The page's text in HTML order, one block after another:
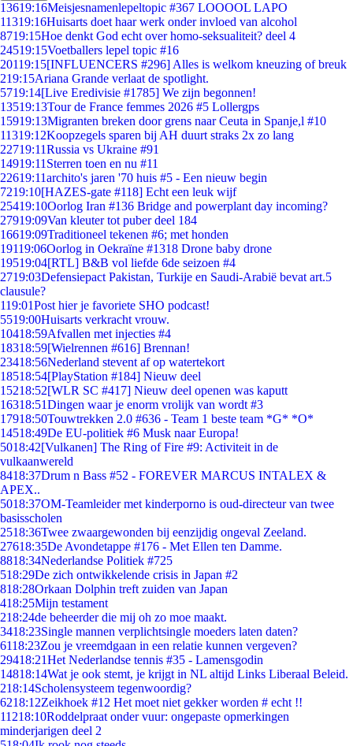
13619:16Meisjesnamenlepeltopic #367 LOOOOL LAPO
11319:16Huisarts doet haar werk onder invloed van alcohol
8719:15Hoe denkt God echt over homo-seksualiteit? deel 4
24519:15Voetballers lepel topic #16
20119:15[INFLUENCERS #296] Alles is welkom kneuzing of breuk
219:15Ariana Grande verlaat de spotlight.
5719:14[Live Eredivisie #1785] We zijn begonnen!
13519:13Tour de France femmes 2026 #5 Lollergps
15919:13Migranten breken door grens naar Ceuta in Spanje,l #10
11319:12Koopzegels sparen bij AH duurt straks 2x zo lang
22719:11Russia vs Ukraine #91
14919:11 Sterren toen en nu #11
22619:11archito's jaren '70 huis #5 - Een nieuw begin
7219:10[HAZES-gate #118] Echt een leuk wijf
25419:10Oorlog Iran #136 Bridge and powerplant day incoming?
27919:09Van kleuter tot puber deel 184
16619:09Traditioneel tekenen #6; met honden
19119:06Oorlog in Oekraïne #1318 Drone baby drone
19519:04[RTL] B&B vol liefde 6de seizoen #4
2719:03Defensiepact Pakistan, Turkije en Saudi-Arabië bevat art.5
clausule?
119:01Post hier je favoriete SHO podcast!
5519:00Huisarts verkracht vrouw.
10418:59Afvallen met injecties #4
18318:59[Wielrennen #616] Brennan!
23418:56Nederland stevent af op watertekort
18518:54[PlayStation #184] Nieuw deel
15218:52[WLR SC #417] Nieuw deel openen was kaputt
16318:51Dingen waar je enorm vrolijk van wordt #3
17918:50Touwtrekken 2.0 #636 - Team 1 beste team *G* *O*
14518:49De EU-politiek #6 Musk naar Europa!
5018:42[Vulkanen] The Ring of Fire #9: Activiteit in de
vulkaanwereld
8418:37Drum n Bass #52 - FOREVER MARCUS INTALEX &
APEX..
5018:37OM-Teamleider met kinderporno is oud-directeur van twee
basisscholen
2518:36Twee zwaargewonden bij eenzijdig ongeval Zeeland.
27618:35De Avondetappe #176 - Met Ellen ten Damme.
8818:34Nederlandse Politiek #725
518:29De zich ontwikkelende crisis in Japan #2
818:28Orkaan Dolphin treft zuiden van Japan
418:25Mijn testament
218:24de beheerder die mij oh zo moe maakt.
3418:23Single mannen verplichtsingle moeders laten daten?
6118:23Zou je vreemdgaan in een relatie kunnen vergeven?
29418:21Het Nederlandse tennis #35 - Lamensgodin
14818:14Wat je ook stemt, je krijgt in NL altijd Links Liberaal Beleid.
218:14Scholensysteem tegenwoordig?
6218:12Zeikhoek #12 Het moet niet gekker worden # echt !!
11218:10Roddelpraat onder vuur: ongepaste opmerkingen
minderjarigen deel 2